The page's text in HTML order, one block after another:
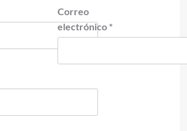
Correo
electrónico *